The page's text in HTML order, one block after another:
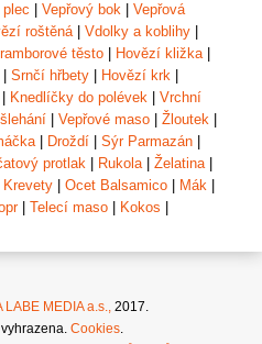
plec Vepřový bok
Vepřová
roštěná| Vdolky a koblihy
těsto Hovězí kližka|
Srnčí hřbety Hovězí krk
Knedlíčky do polévek
Vrchní
Vepřové maso Žloutek
| Droždí Sýr Parmazán
protlak Rukola| Želatina|
Krevety Ocet Balsamico Mák
| Telecí maso Kokos
LABE MEDIA a.s., 2017.
Cookies.